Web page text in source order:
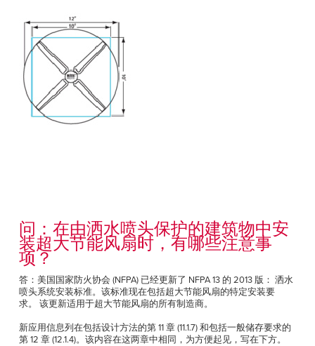
问：在由洒水喷头保护的建筑物中安
装超大节能风扇时，有哪些注意事
项？
答：美国国家防火协会 (NFPA) 已经更新了 NFPA 13 的 2013 版： 洒水
喷头系统安装标准。该标准现在包括超大节能风扇的特定安装要
求。 该更新适用于超大节能风扇的所有制造商。
新应用信息列在包括设计方法的第 11 章 (11.1.7) 和包括一般储存要求的
第 12 章 (12.1.4)。该内容在这两章中相同，为方便起见，写在下方。